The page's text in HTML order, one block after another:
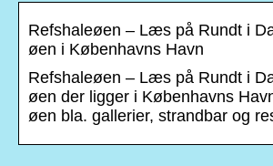
Refshaleøen – Læs på Rundt i
øen i Københavns Havn
Refshaleøen – Læs på Rundt i
øen der ligger i Københavns
øen bla. gallerier, strandbar og